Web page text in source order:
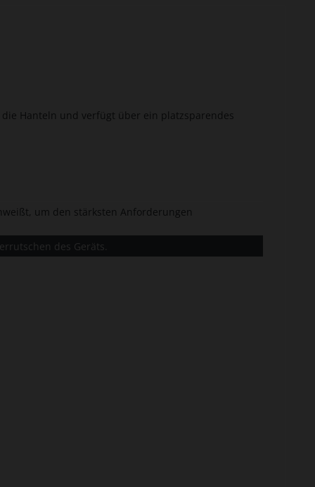
Hanteln und verfügt über ein platzsparendes
um den stärksten Anforderungen
des Geräts.